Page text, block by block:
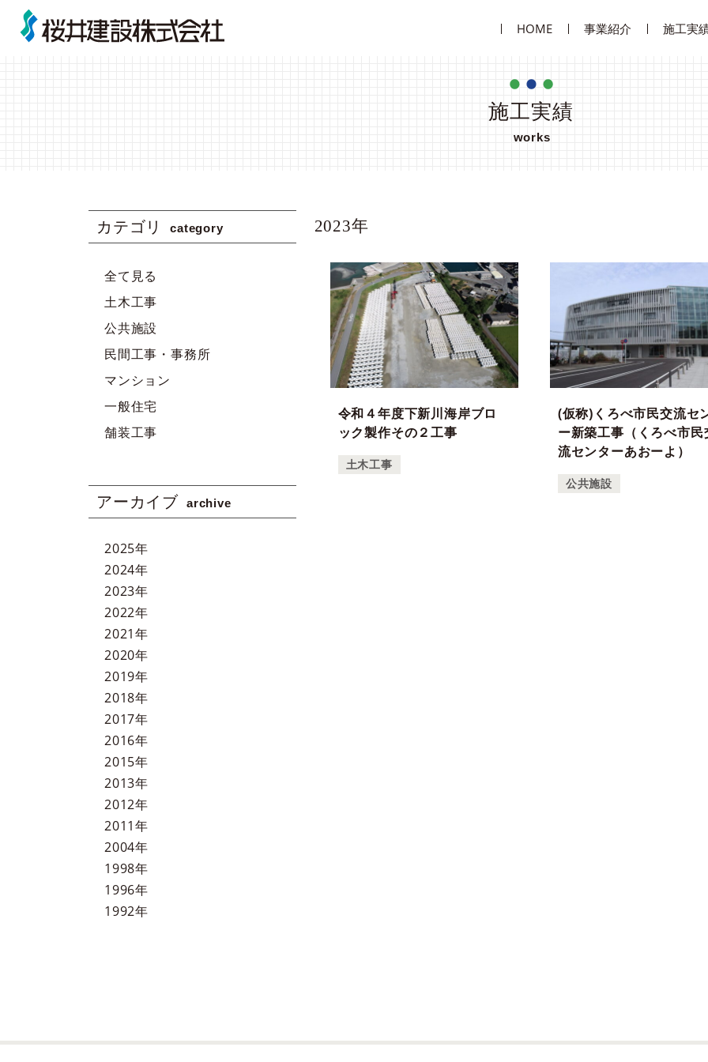
HOME 事業紹介 施工実
施工実績
works
カテゴリ category
全て見る
土木工事
公共施設
民間工事・事務所
マンション
一般住宅
舗装工事
アーカイブ archive
2025年
2024年
2023年
2022年
2021年
2020年
2019年
2018年
2017年
2016年
2015年
2013年
2012年
2011年
2004年
1998年
1996年
1992年
2023年
令和４年度下新川海岸ブロ
ック製作その２工事
土木工事
(仮称)くろべ市民交流セ
ー新築工事（くろべ市民
流センターあおーよ）
公共施設